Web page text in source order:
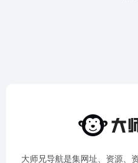
大师兄导航是集网址、资源、